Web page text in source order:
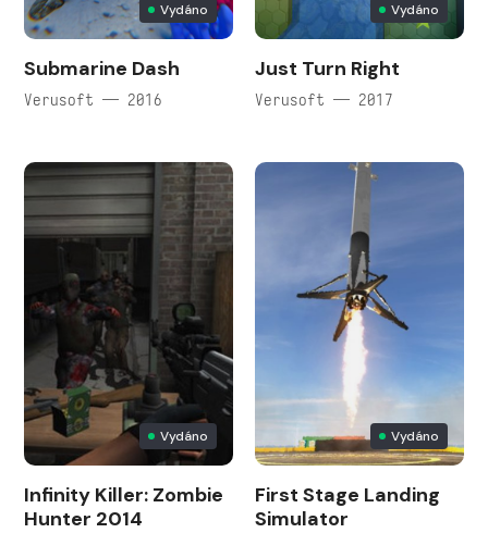
Vydáno
Submarine Dash
Verusoft — 2016
Vydáno
Just Turn Right
Verusoft — 2017
Vydáno
Infinity Killer: Zombie
Hunter 2014
Vydáno
First Stage Landing
Simulator